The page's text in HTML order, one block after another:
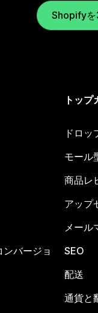
Shopifyを
バージョ
トップ
ドロッ
モール
商品レ
アップ
メール
SEO
配送
通貨と